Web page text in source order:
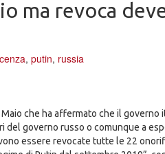
ma revoca
, putin, russia
che ha affermato che il governo
governo russo o comunque a
essere revocate tutte le 22